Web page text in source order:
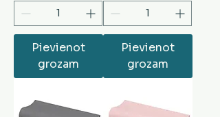
Pievienot
grozam
Pievienot
grozam